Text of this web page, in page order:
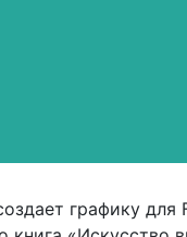
графику для